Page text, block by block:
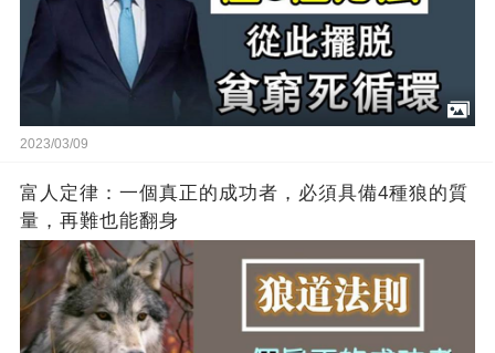
2023/03/09
富人定律：一個真正的成功者，必須具備4種狼的質
量，再難也能翻身